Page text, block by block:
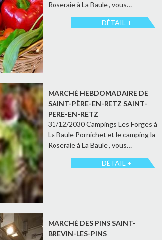
Roseraie à La Baule , vous…
DÉTAIL +
MARCHÉ HEBDOMADAIRE DE
SAINT-PÈRE-EN-RETZ SAINT-
PERE-EN-RETZ
31/12/2030 Campings Les Forges à
La Baule Pornichet et le camping la
Roseraie à La Baule , vous…
DÉTAIL +
MARCHÉ DES PINS SAINT-
BREVIN-LES-PINS